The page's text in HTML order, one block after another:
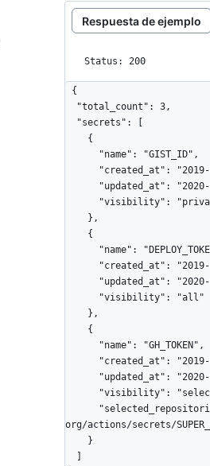
Respuesta de ejemplo
Status: 200
{
org/actions/secrets/